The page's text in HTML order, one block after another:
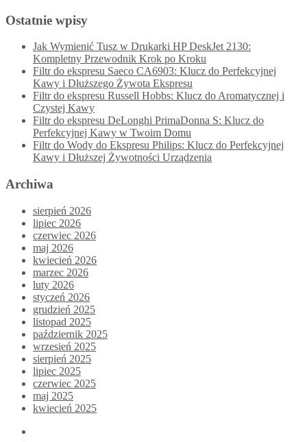
Ostatnie wpisy
Jak Wymienić Tusz w Drukarki HP DeskJet 2130:
Kompletny Przewodnik Krok po Kroku
Filtr do ekspresu Saeco CA6903: Klucz do Perfekcyjnej
Kawy i Dłuższego Żywota Ekspresu
Filtr do ekspresu Russell Hobbs: Klucz do Aromatycznej i
Czystej Kawy
Filtr do ekspresu DeLonghi PrimaDonna S: Klucz do
Perfekcyjnej Kawy w Twoim Domu
Filtr do Wody do Ekspresu Philips: Klucz do Perfekcyjnej
Kawy i Dłuższej Żywotności Urządzenia
Archiwa
sierpień 2026
lipiec 2026
czerwiec 2026
maj 2026
kwiecień 2026
marzec 2026
luty 2026
styczeń 2026
grudzień 2025
listopad 2025
październik 2025
wrzesień 2025
sierpień 2025
lipiec 2025
czerwiec 2025
maj 2025
kwiecień 2025